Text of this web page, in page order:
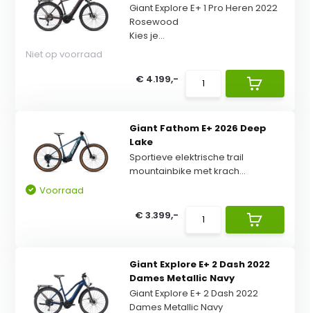
Giant Explore E+ 1 Pro Heren 2022
Rosewood
Kies je...
Niet op voorraad
€ 4.199,-
Giant Fathom E+ 2026 Deep
Lake
Sportieve elektrische trail
mountainbike met krach...
Voorraad
€ 3.399,-
Giant Explore E+ 2 Dash 2022
Dames Metallic Navy
Giant Explore E+ 2 Dash 2022
Dames Metallic Navy